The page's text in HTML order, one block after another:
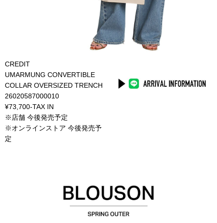
CREDIT
UMARMUNG CONVERTIBLE
COLLAR OVERSIZED TRENCH
26020587000010
¥73,700-TAX IN
※店舗 今後発売予定
※オンラインストア 今後発売予
定